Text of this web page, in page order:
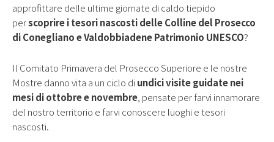
approfittare delle ultime giornate di caldo tiepido
perscoprire i tesori nascosti delle Colline del Prosecco
di Conegliano e Valdobbiadene Patrimonio UNESCO?
Il Comitato Primavera del Prosecco Superiore e le nostre
Mostre danno vita a un ciclo di undici visite guidate nei
mesi di ottobre e novembre , pensate per farvi innamorare
del nostro territorio e farvi conoscere luoghi e tesori
nascosti.